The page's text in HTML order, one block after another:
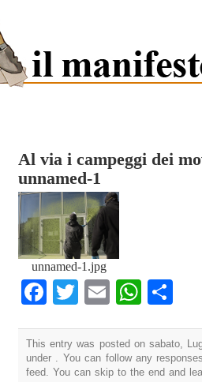
Al via i campeggi dei
unnamed-1
unnamed-1.jpg
Facebook
TwitterEmail
This entry was posted on sabato,
under . You can follow any
feed. You can skip to the end and